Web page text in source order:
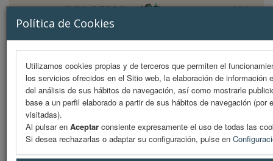
Política de Cookies
Utilizamos cookies propias y de terceros que permiten el
los servicios ofrecidos en el Sitio web, la elaboración de información
del análisis de sus hábitos de navegación, así como mostrarle
base a un perfil elaborado a partir de sus hábitos de navegación (por
visitadas).
Al pulsar en Aceptar consiente expresamente el uso de todas las
Si desea rechazarlas o adaptar su configuración, pulse en
MENU
Presentación
La ciudad